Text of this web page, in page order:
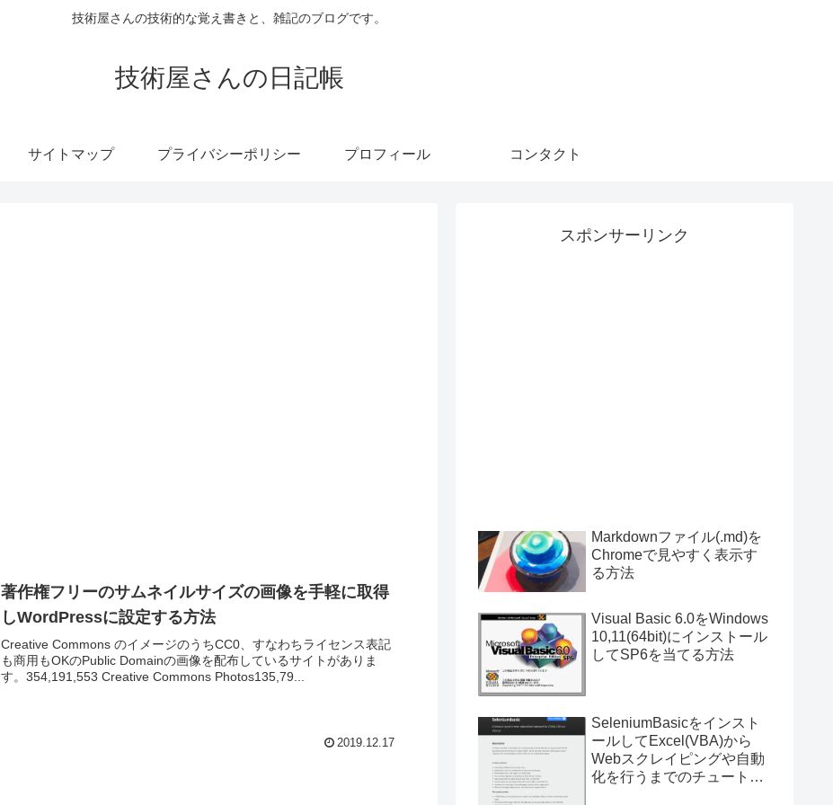
技術屋さんの技術的な覚え書きと、雑記のブログです。
技術屋さんの日記帳
サイトマップ プライバシーポリシー プロフィール コンタクト
著作権フリーのサムネイルサイズの画像を手軽に取得
しWordPressに設定する方法
Creative Commons のイメージのうちCC0、すなわちライセンス表記
も商用もOKのPublic Domainの画像を配布しているサイトがありま
す。354,191,553 Creative Commons Photos135,79...
2019.12.17
スポンサーリンク
Markdownファイル(.md)を
Chromeで見やすく表示す
る方法
Visual Basic 6.0をWindows
10,11(64bit)にインストール
してSP6を当てる方法
SeleniumBasicをインスト
ールしてExcel(VBA)から
Webスクレイピングや自動
化を行うまでのチュートリ